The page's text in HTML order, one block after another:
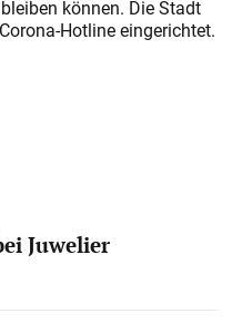
können. Die Stadt
Hotline eingerichtet.
Juwelier